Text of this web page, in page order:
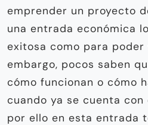
emprender un proyecto
una entrada económica
exitosa como para poder
embargo, pocos saben
cómo funcionan o cómo
cuando ya se cuenta
por ello en esta entrada